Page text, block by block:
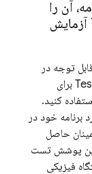
آن را
آزمایش
توجه در
برای
کنید.
برنامه خود در
حاصل
پوشش تست
فیزیکی